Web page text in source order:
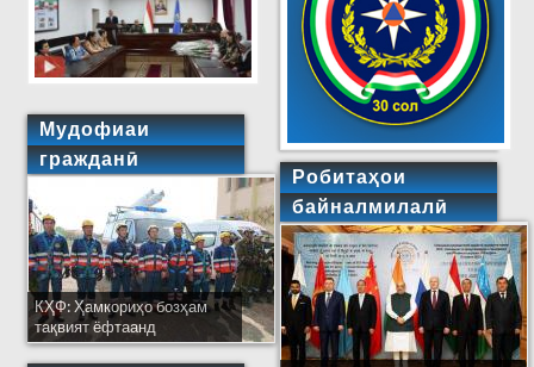
Мудофиаи
гражданӣ
КҲФ: Ҳамкориҳо бозҳам
тақвият ёфтаанд
Робитаҳои
байналмилалӣ